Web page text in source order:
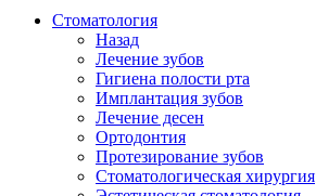
Стоматология
Назад
Лечение зубов
Гигиена полости рта
Имплантация зубов
Лечение десен
Ортодонтия
Протезирование зубов
Стоматологическая хирургия